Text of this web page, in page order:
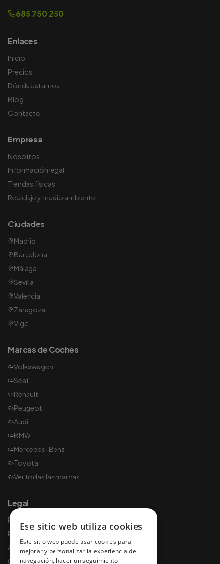
685 750 250
Enlaces
Inicio
Precios
Dónde estamos
Blog
Contacto
Empresa
Nosotros
Información legal
Tiendas físicas
Reciclaje y medio ambiente
Ciudades
Madrid
Barcelona
Málaga
Sevilla
Valencia
Zaragoza
Vigo
Marcas de Coches
Volkswagen
Seat
Renault
Peugeot
Audi
BMW
Mercedes-Benz
Toyota
Ver todas las marcas
Legal
Política de privacidad
Política de cookies
Aviso legal
Condiciones de uso
Ese sitio web utiliza cookies
Este sitio web puede usar cookies para
mejorar y personalizar la experiencia de
navegación, hacer un seguimiento